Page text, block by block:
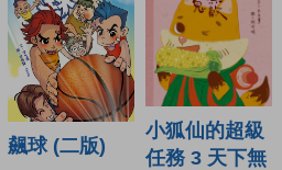
飆球 (二版)
小狐仙的超級
任務 3 天下無